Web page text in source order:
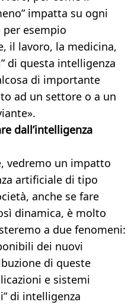
impatta su ogni
esempio
il lavoro, la medicina,
di questa intelligenza
di importante
ad un settore o a un
dall’intelligenza
vedremo un impatto
artificiale di tipo
anche se fare
dinamica, è molto
a due fenomeni:
dei nuovi
di queste
e sistemi
di intelligenza